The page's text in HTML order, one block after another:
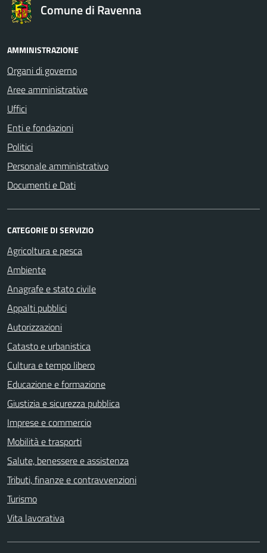
Comune di Ravenna
AMMINISTRAZIONE
Organi di governo
Aree amministrative
Uffici
Enti e fondazioni
Politici
Personale amministrativo
Documenti e Dati
CATEGORIE DI SERVIZIO
Agricoltura e pesca
Ambiente
Anagrafe e stato civile
Appalti pubblici
Autorizzazioni
Catasto e urbanistica
Cultura e tempo libero
Educazione e formazione
Giustizia e sicurezza pubblica
Imprese e commercio
Mobilità e trasporti
Salute, benessere e assistenza
Tributi, finanze e contravvenzioni
Turismo
Vita lavorativa